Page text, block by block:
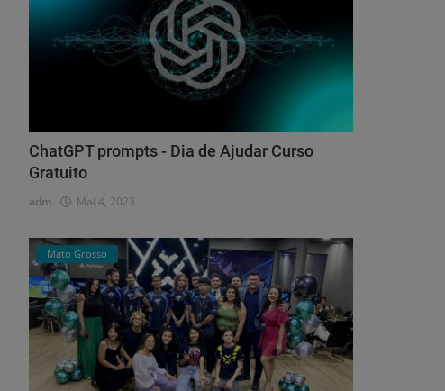
ChatGPT prompts - Dia de Ajudar Curso
Gratuito
adm Mai 4, 2023
Mato Grosso